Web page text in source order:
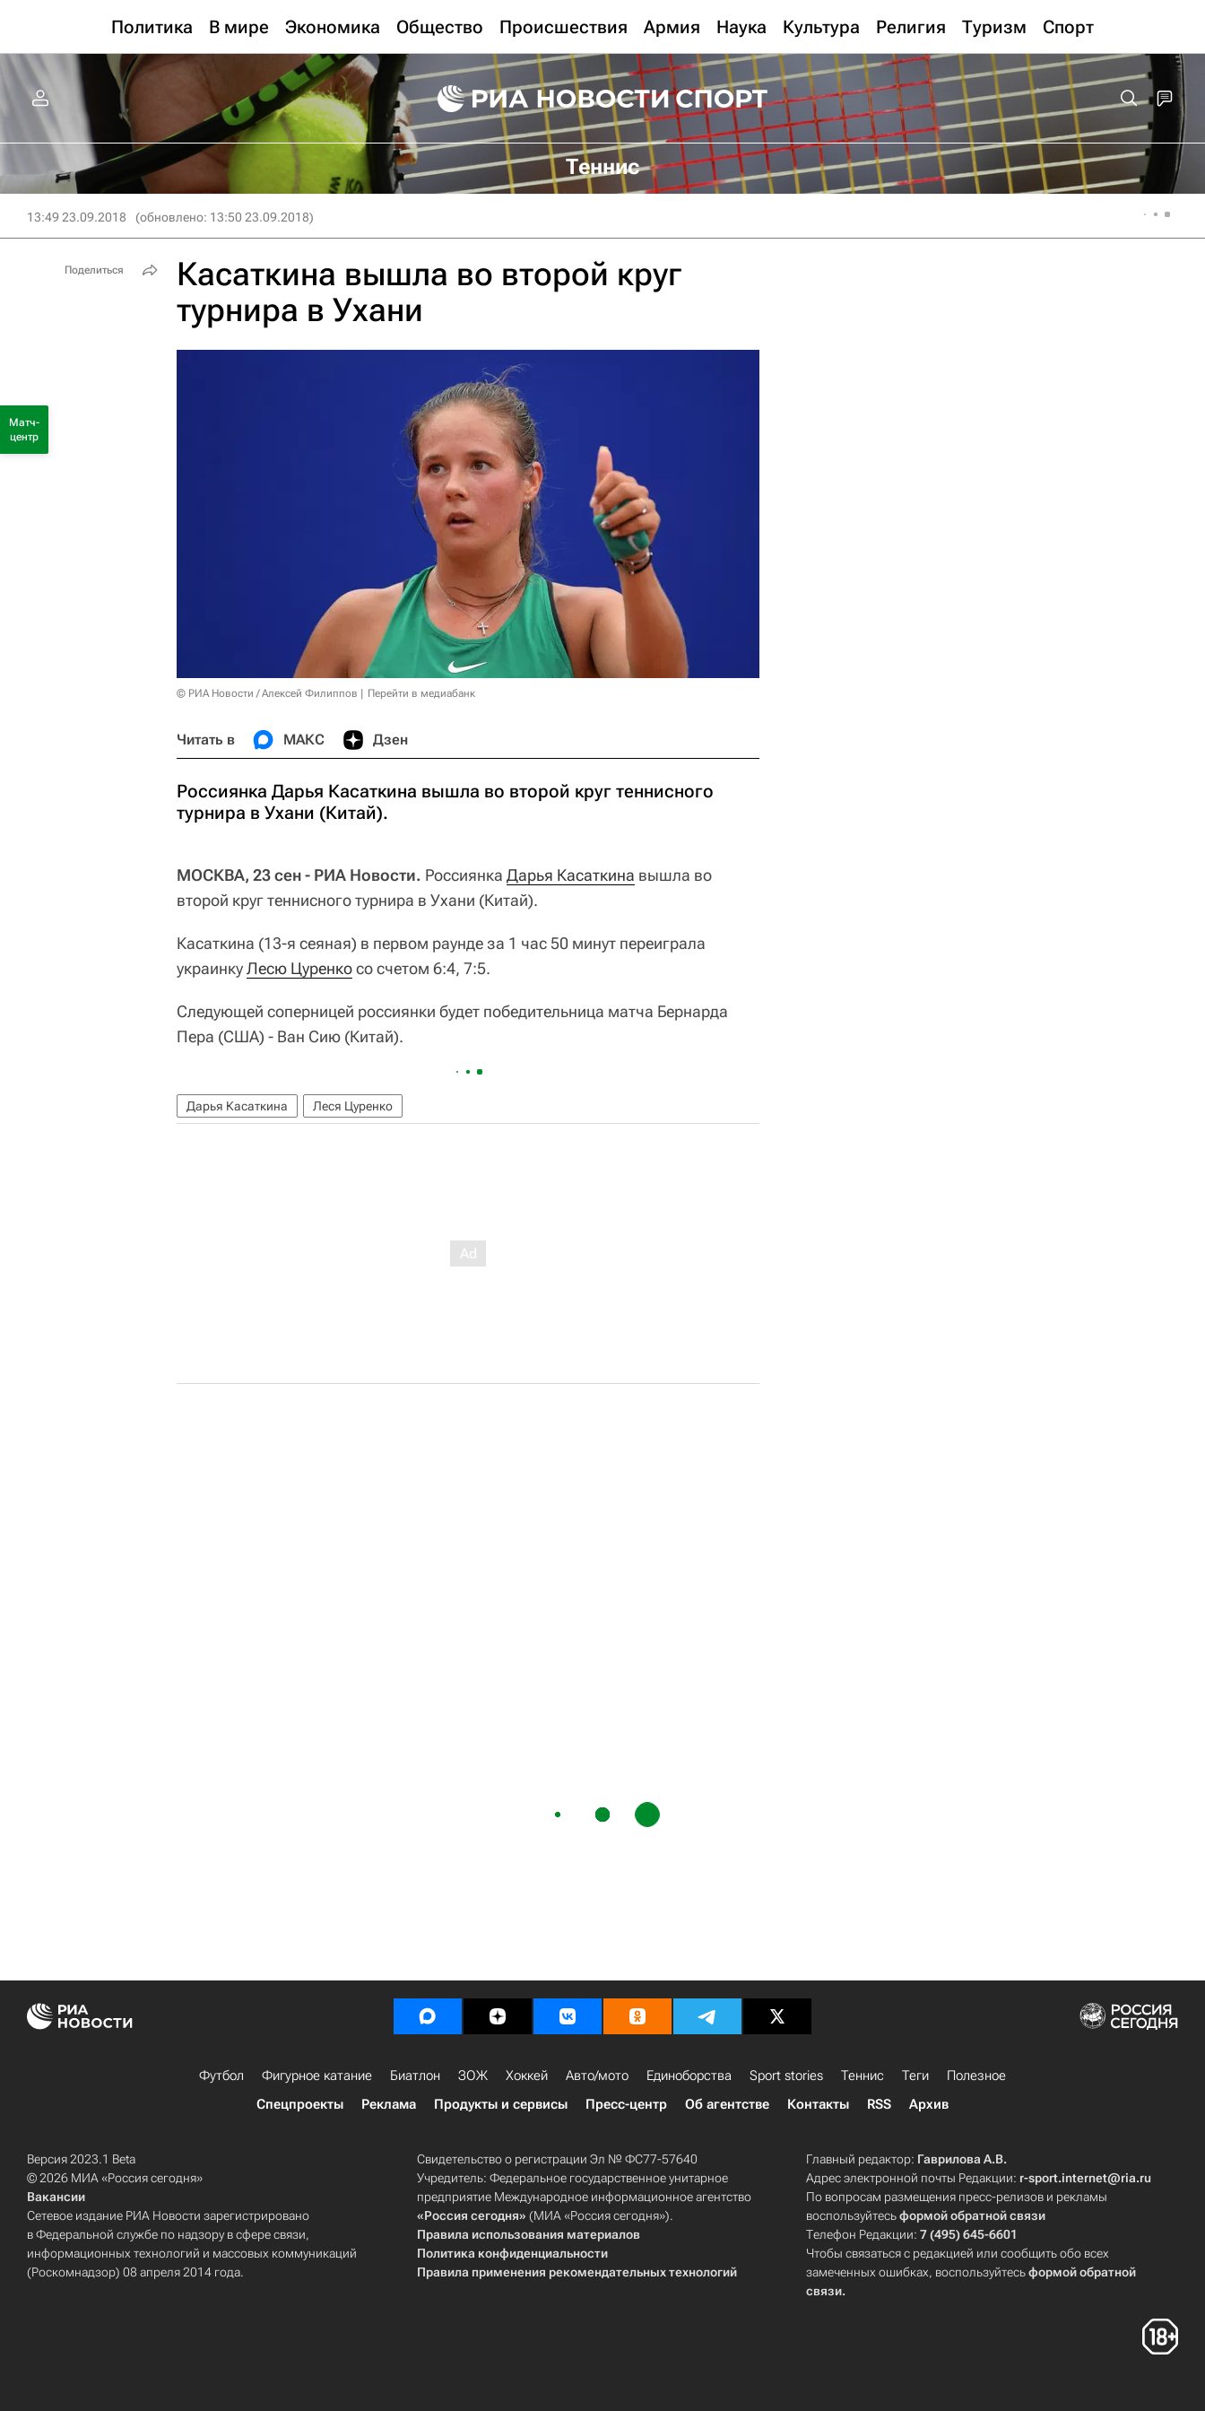
Политика В мире Экономика Общество Происшествия Армия Наука Культура Религия Туризм Спорт
Теннис
13:49 23.09.2018 (обновлено: 13:50 23.09.2018)
Касаткина вышла во второй круг
турнира в Ухани
© РИА Новости / Алексей Филиппов Перейти в медиабанк
Читать в МАКС Дзен
Россиянка Дарья Касаткина вышла во второй круг теннисного
турнира в Ухани (Китай).
МОСКВА, 23 сен - РИА Новости. Россиянка Дарья Касаткина вышла во
второй круг теннисного турнира в Ухани (Китай).
Касаткина (13-я сеяная) в первом раунде за 1 час 50 минут переиграла
украинкуЛесю Цуренкосо счетом 6:4, 7:5.
Следующей соперницей россиянки будет победительница матча Бернарда
Пера (США) - Ван Сию (Китай).
Дарья Касаткина Леся Цуренко
Поделиться
Матч-
центр
Футбол Фигурное катание Биатлон ЗОЖ Хоккей Авто/мото Единоборства Sport stories Теннис Теги
Полезное
Спецпроекты
Реклама Продукты и сервисы Пресс-центр Об агентстве Контакты RSS Архив
Версия 2023.1 Beta
© 2026 МИА «Россия сегодня»
Вакансии
Сетевое издание РИА Новости зарегистрировано
в Федеральной службе по надзору в сфере связи,
информационных технологий и массовых коммуникаций
(Роскомнадзор) 08 апреля 2014 года.
Свидетельство о регистрации Эл № ФС77-57640
Учредитель: Федеральное государственное унитарное
предприятие Международное информационное агентство
«Россия сегодня» (МИА «Россия сегодня»).
Правила использования материалов
Политика конфиденциальности
Правила применения рекомендательных технологий
Главный редактор: Гаврилова А.В.
Адрес электронной почты Редакции: r-sport.internet@ria.ru
По вопросам размещения пресс-релизов и рекламы
воспользуйтесьформой обратной связи
Телефон Редакции:7 (495) 645-6601
Чтобы связаться с редакцией или сообщить обо всех
замеченных ошибках, воспользуйтесьформой обратной
связи.